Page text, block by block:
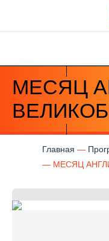
МЕСЯЦ
Главная
МЕСЯЦ